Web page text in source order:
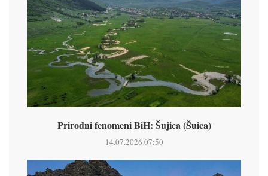
Prirodni fenomeni BiH: Šujica (Šuica)
14.07.2026 07:50